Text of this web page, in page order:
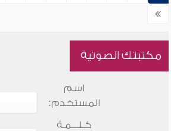
مكتبتك الصوتية
اسم
المستخدم:
كـلـــمـة